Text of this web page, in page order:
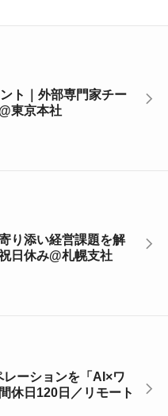
ト｜外部専門家チー
東京本社
り添い経営課題を解
日休み@札幌支社
ーションを「AI×ワ
休日120日／リモート